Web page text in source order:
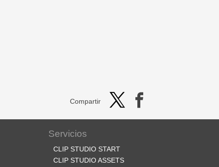
Compartir
Servicios
CLIP STUDIO START
CLIP STUDIO ASSETS